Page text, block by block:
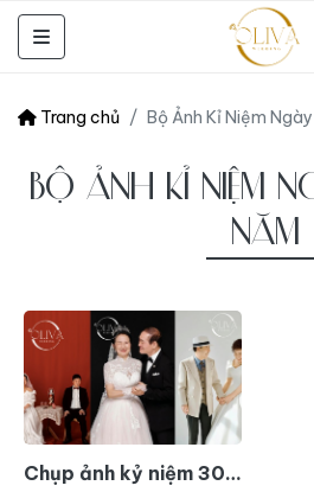
Trang chủ Bộ Ảnh Kỉ Niệm
BỘ ẢNH KỈ NIỆM
NĂM
Chụp ảnh kỷ niệm 30